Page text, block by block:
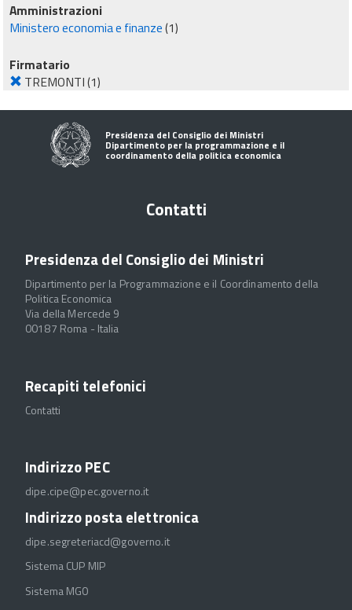
Amministrazioni
Ministero economia e finanze(1)
Firmatario
TREMONTI(1)
Presidenza del Consiglio dei Ministri
Dipartimento per la programmazione e il
coordinamento della politica economica
Contatti
Presidenza del Consiglio dei Ministri
Dipartimento per la Programmazione e il Coordinamento della
Politica Economica
Via della Mercede 9
00187 Roma - Italia
Recapiti telefonici
Contatti
Indirizzo PEC
dipe.cipe@pec.governo.it
Indirizzo posta elettronica
dipe.segreteriacd@governo.it
Sistema CUP MIP
Sistema MGO